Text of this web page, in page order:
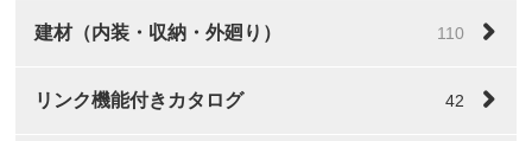
建材（内装・収納・外廻り） 110
リンク機能付きカタログ 42